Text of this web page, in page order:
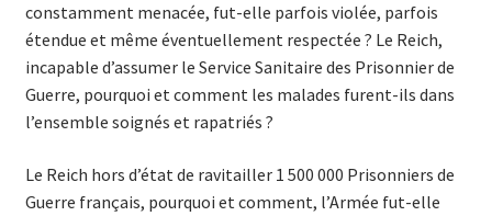
constamment menacée, fut-elle parfois violée, parfois
étendue et même éventuellement respectée ? Le Reich,
incapable d’assumer le Service Sanitaire des Prisonnier de
Guerre, pourquoi et comment les malades furent-ils dans
l’ensemble soignés et rapatriés ?
Le Reich hors d’état de ravitailler 1 500 000 Prisonniers de
Guerre français, pour­quoi et comment, l’Armée fut-elle